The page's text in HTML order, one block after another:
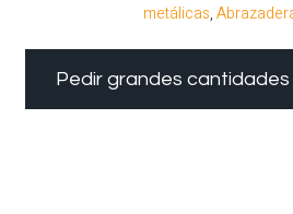
metálicas,
Pedir grandes cantidades